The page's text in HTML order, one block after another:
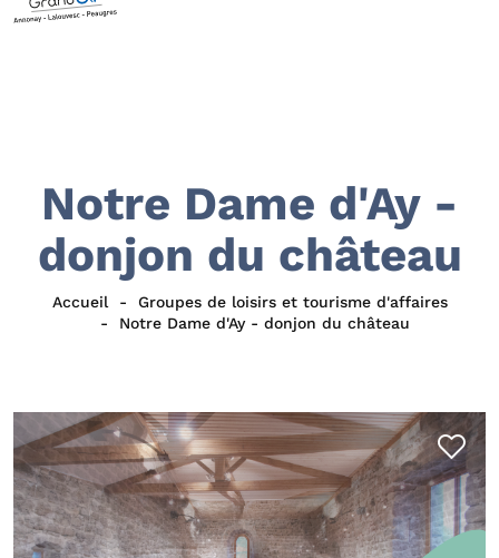
Notre Dame d'Ay -
donjon du château
Accueil
Groupes de loisirs et tourisme d'affaires
Notre Dame d'Ay - donjon du château